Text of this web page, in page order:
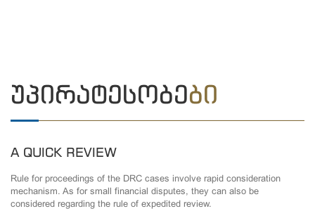
ᲣᲞᲘᲠᲐᲢᲔᲡᲝᲑᲔᲑᲘ
A QUICK REVIEW
Rule for proceedings of the DRC cases involve rapid consideration
mechanism. As for small financial disputes, they can also be
considered regarding the rule of expedited review.